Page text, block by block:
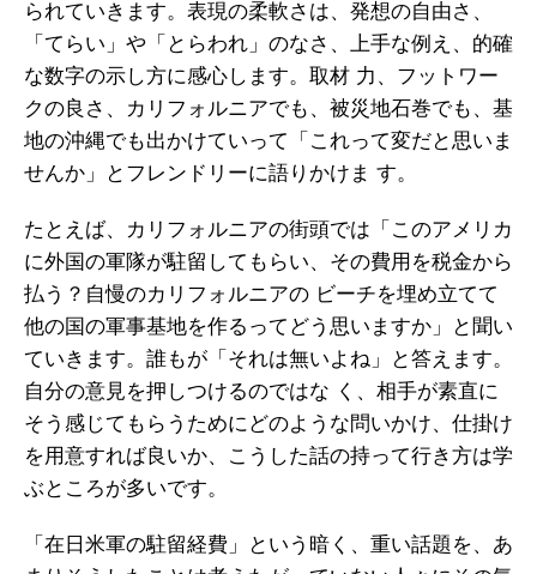
られていきます。表現の柔軟さは、発想の自由さ、
「てらい」や「とらわれ」のなさ、上手な例え、的確
な数字の示し方に感心します。取材 力、フットワー
クの良さ、カリフォルニアでも、被災地石巻でも、基
地の沖縄でも出かけていって「これって変だと思いま
せんか」とフレンドリーに語りかけま す。
たとえば、カリフォルニアの街頭では「このアメリカ
に外国の軍隊が駐留してもらい、その費用を税金から
払う？自慢のカリフォルニアの ビーチを埋め立てて
他の国の軍事基地を作るってどう思いますか」と聞い
ていきます。誰もが「それは無いよね」と答えます。
自分の意見を押しつけるのではな く、相手が素直に
そう感じてもらうためにどのような問いかけ、仕掛け
を用意すれば良いか、こうした話の持って行き方は学
ぶところが多いです。
「在日米軍の駐留経費」という暗く、重い話題を、あ